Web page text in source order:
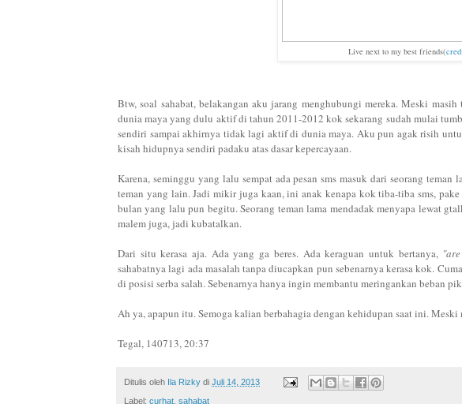
Live next to my best friends(
Btw, soal sahabat, belakangan aku jarang menghubungi mereka. Meski
dunia maya yang dulu aktif di tahun 2011-2012 kok sekarang sudah mulai
sendiri sampai akhirnya tidak lagi aktif di dunia maya. Aku pun agak risih
kisah hidupnya sendiri padaku atas dasar kepercayaan.
Karena, seminggu yang lalu sempat ada pesan sms masuk dari seorang
teman yang lain. Jadi mikir juga kaan, ini anak kenapa kok tiba-tiba sms,
bulan yang lalu pun begitu. Seorang teman lama mendadak menyapa lewat
malem juga, jadi kubatalkan.
Dari situ kerasa aja. Ada yang ga beres. Ada keraguan untuk bertanya,
sahabatnya lagi ada masalah tanpa diucapkan pun sebenarnya kerasa kok.
di posisi serba salah. Sebenarnya hanya ingin membantu meringankan beban
Ah ya, apapun itu. Semoga kalian berbahagia dengan kehidupan saat ini.
Tegal, 140713, 20:37
Ditulis oleh Ila Rizky di Juli 14, 2013
Label: curhat sahabat